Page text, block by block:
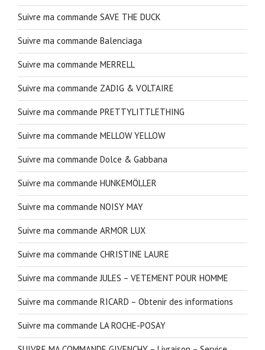
Suivre ma commande SAVE THE DUCK
Suivre ma commande Balenciaga
Suivre ma commande MERRELL
Suivre ma commande ZADIG & VOLTAIRE
Suivre ma commande PRETTYLITTLETHING
Suivre ma commande MELLOW YELLOW
Suivre ma commande Dolce & Gabbana
Suivre ma commande HUNKEMÖLLER
Suivre ma commande NOISY MAY
Suivre ma commande ARMOR LUX
Suivre ma commande CHRISTINE LAURE
Suivre ma commande JULES – VETEMENT POUR HOMME
Suivre ma commande RICARD – Obtenir des informations
Suivre ma commande LA ROCHE-POSAY